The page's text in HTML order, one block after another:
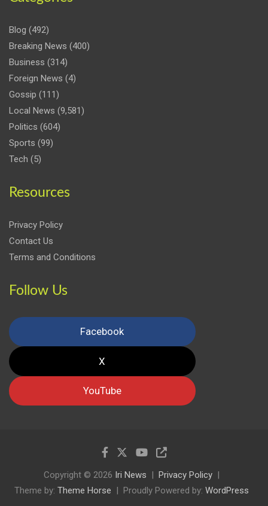
Blog (492)
Breaking News (400)
Business (314)
Foreign News (4)
Gossip (111)
Local News (9,581)
Politics (604)
Sports (99)
Tech (5)
Resources
Privacy Policy
Contact Us
Terms and Conditions
Follow Us
Facebook
X
YouTube
Copyright © 2026 Iri News
Privacy Policy
Theme by: Theme Horse Proudly Powered by: WordPress